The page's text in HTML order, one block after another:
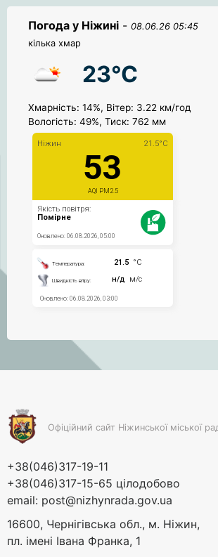
Погода у Ніжині - 08.06.26 05:45
кілька хмар
23°C
Хмарність: 14%, Вітер: 3.22 км/год
Вологість: 49%, Тиск: 762 мм
Офіційний сайт Ніжинської міської
+38(046)317-19-11
+38(046)317-15-65 цілодобово
email: post@nizhynrada.gov.ua
16600, Чернігівська обл., м. Ніжин,
пл. імені Івана Франка, 1